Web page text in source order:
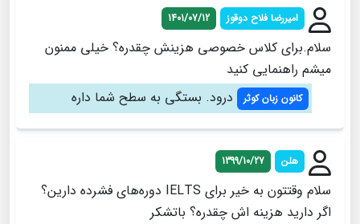
امیررضا فلاح دوقوز 1401/07/12
سلام.برای کلاس خصوصی هزینش چقدره؟ خیلی ممنون
میشم راهنمایی کنید
کانون زبان کوثر درود. بستگی به سطح شما داره
هلن 1399/10/27
سلام وقتتون به خیر برای IELTS دوره‌های فشرده دارین؟
اگر دارید هزینه اش چقدره؟ باتشکر